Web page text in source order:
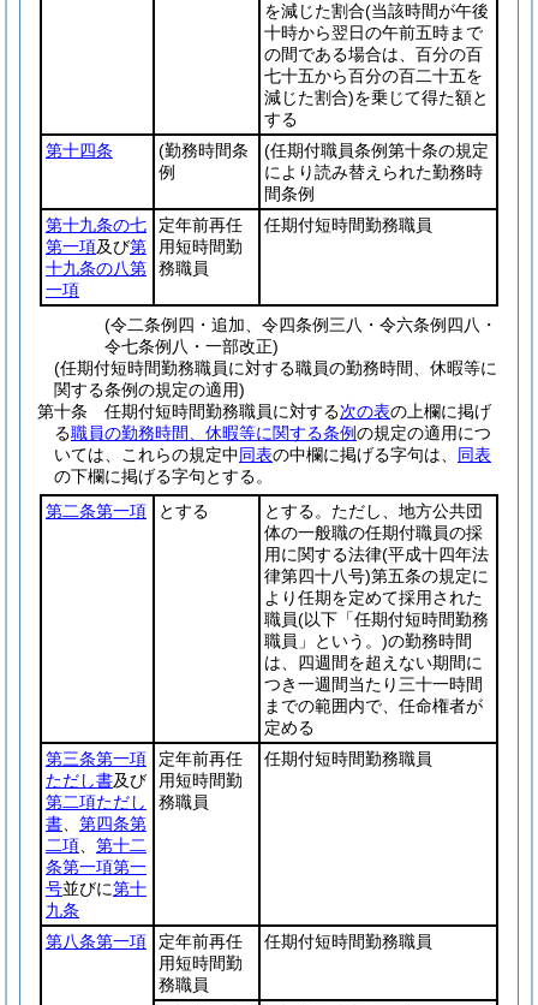
を減じた割合(当該時間が午後
十時から翌日の午前五時まで
の間である場合は、百分の百
七十五から百分の百二十五を
減じた割合)を乗じて得た額と
する
第十四条
(勤務時間条
例
(任期付職員条例第十条の規定
により読み替えられた勤務時
間条例
第十九条の七
第一項及び第
十九条の八第
一項
定年前再任
用短時間勤
務職員
任期付短時間勤務職員
(令二条例四・追加、令四条例三八・令六条例四八・
令七条例八・一部改正)
(任期付短時間勤務職員に対する職員の勤務時間、休暇等に
関する条例の規定の適用)
第十条
任期付短時間勤務職員に対する次の表の上欄に掲げ
る職員の勤務時間、休暇等に関する条例の規定の適用につ
いては、これらの規定中同表の中欄に掲げる字句は、 同表
の下欄に掲げる字句とする。
第二条第一項
とする
とする。ただし、地方公共団
体の一般職の任期付職員の採
用に関する法律(平成十四年法
律第四十八号)第五条の規定に
より任期を定めて採用された
職員(以下「任期付短時間勤務
職員」という。)の勤務時間
は、四週間を超えない期間に
つき一週間当たり三十一時間
までの範囲内で、任命権者が
定める
第三条第一項
ただし書及び
第二項ただし
書
第四条第
二項
第十二
条第一項第一
号並びに第十
九条
定年前再任
用短時間勤
務職員
任期付短時間勤務職員
第八条第一項
定年前再任
用短時間勤
務職員
任期付短時間勤務職員